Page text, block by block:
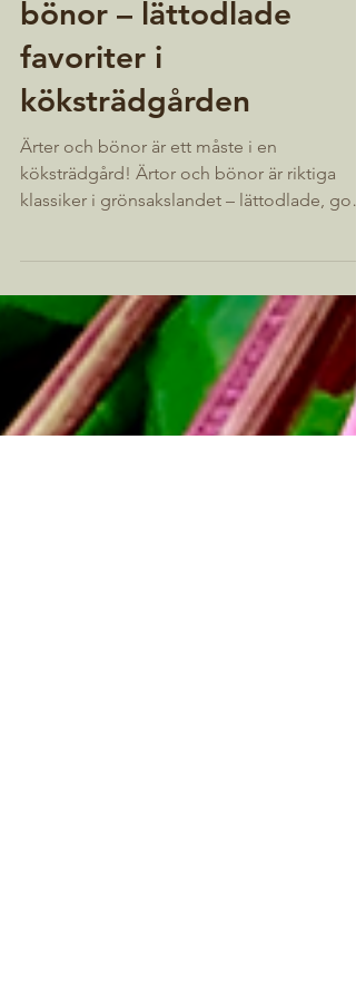
Så odlar du ärtor och
bönor – lättodlade
favoriter i
köksträdgården
klassiker i grönsakslandet – lättodlade,
och rika på...